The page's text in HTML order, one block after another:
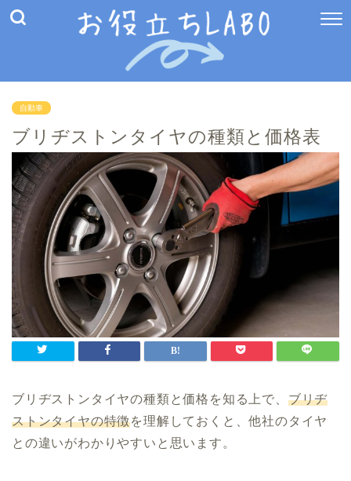
自動車
ブリヂストンタイヤの種類と価格表
ブリヂストンタイヤの種類と価格を知る上で、 ブリヂ
ストンタイヤの特徴を理解しておくと、他社のタイヤ
との違いがわかりやすいと思います。